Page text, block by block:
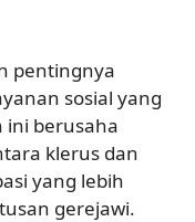
pentingnya
sosial yang
ini berusaha
klerus dan
yang lebih
gerejawi.